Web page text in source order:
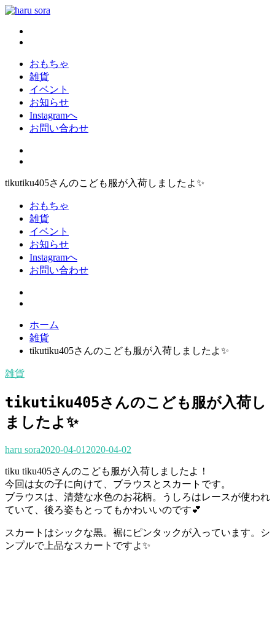
コ
haru sora
新しいharusoraもよろしくおねがいします
おもちゃ
雑貨
イベント
お知らせ
Instagramへ
お問い合わせ
tikutiku405さんのこども服が入荷しましたよ✨
おもちゃ
雑貨
イベント
お知らせ
Instagramへ
お問い合わせ
ホーム
雑貨
tikutiku405さんのこども服が入荷しましたよ✨
雑貨
tikutiku405さんのこども服が入荷し
ましたよ✨
haru sora2020-04-01 2020-04-02
tiku tiku405さんのこども服が入荷しましたよ！
今回は女の子に向けて、ブラウスとスカートです。
ブラウスは、清楚な水色のお花柄。うしろはレースが使われ
ていて、後ろ姿もとってもかわいいのです💕
スカートはシックな黒。裾にピンタックが入っています。シ
ンプルで上品なスカートですよ✨